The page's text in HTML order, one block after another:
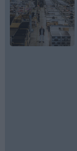
top labākie
pasaulē.
atklāti par militāro
spriedzi un dzīves